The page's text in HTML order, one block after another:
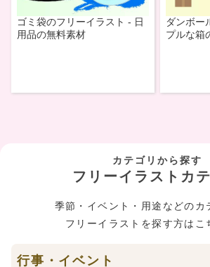
ゴミ袋のフリーイラスト - 日
用品の無料素材
ダンボー
プルな箱
カテゴリから探す
フリーイラストカ
季節・イベント・用途などのカ
フリーイラストを探す方はこ
行事・イベント